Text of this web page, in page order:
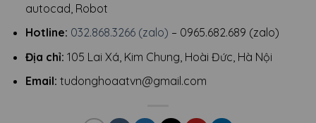
autocad, Robot
Hotline: 032.868.3266 (zalo) – 0965.682.689 (zalo)
Địa chỉ: 105 Lai Xá, Kim Chung, Hoài Đức, Hà Nội
Email: tudonghoaatvn@gmail.com